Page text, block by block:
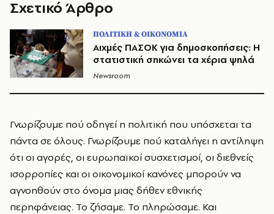
Σχετικό Άρθρο
ΠΟΛΙΤΙΚΗ & ΟΙΚΟΝΟΜΙΑ
Αιχμές ΠΑΣΟΚ για δημοσκοπήσεις: Η
στατιστική σηκώνει τα χέρια ψηλά
Newsroom
Γνωρίζουμε πού οδηγεί η πολιτική που υπόσχεται τα
πάντα σε όλους. Γνωρίζουμε πού καταλήγει η αντίληψη
ότι οι αγορές, οι ευρωπαϊκοί συσχετισμοί, οι διεθνείς
ισορροπίες και οι οικονομικοί κανόνες μπορούν να
αγνοηθούν στο όνομα μιας δήθεν εθνικής
περηφάνειας. Το ζήσαμε. Το πληρώσαμε. Και